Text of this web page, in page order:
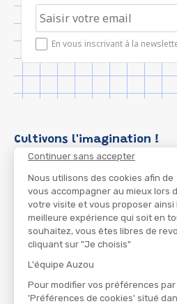
Continuer sans accepter
Nous utilisons des cookies afin de
vous accompagner au mieux lors
votre visite et vous proposer ainsi
meilleure expérience qui soit en
souhaitez, vous êtes libres de
cliquant sur "Je choisis"
L'équipe Auzou
Pour modifier vos préférences
'Préférences de cookies' situé
En vous inscrivant à la
Cultivons l'imagination !